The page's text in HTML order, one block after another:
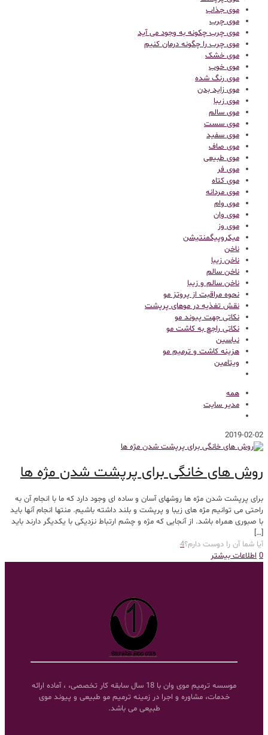
موی جذاب
موی چرب
موی چرب چکونه به وجود می آید
موی چرب را چگونه درمان کنیم
موی خشک
موی خوب
موی رنگ شده
موی زاید بدن
موی زیبا
موی سالم
موی سست
موی سفید
موی صاف
موی طبیعی
موی فر
موی کتاه
موی مردانه
موی وام
موی وان
موی وز
میکروپیگمنتیشن
ناخن
ناخن زیبا
ناخن سالم
ناخن سالم و زیبا
نحوه مراقبت از پروتز مو
نقش تغذیه در موهای پرپشت
نکاتی جهت پیوند مو
نکاتی راجع به کاشت مو
نیاسین
هزینه کاشت و ترمیم مو
ویتامین
همه
مدیر سایت
2019-02-02
روش های خانگی برای پرپشت شدن مژه ها
برای پرپشت شدن مژه ها روشهای آسان و ساده ای وجود دارد که ما با انجام آن به
راحتی می توانیم مژه های زیبا و پرپشت و بلند داشته باشیم. منتها انجام آنها باید
با صبوری همراه باشد. از آنجایی که مژه و چشم ارتباط نزدیکی با یکدیگر دارند باید
[…]
آیا شما آن را دوست دارم؟4
0 اطلاعات بیشتر
موسسه ترمیم موی وان با 18 سال سابقه کار تخصصی، ، آماده ارائه
خدمات، مشاوره و اجرا در زمینه ترمیم مو طبیعی و پیوند موی
طبیعی می باشد.